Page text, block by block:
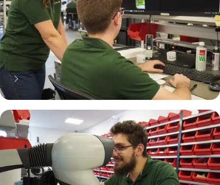
70% moins cher qu'une pièce
neuve... mais pas que !
Pourquoi réparer ?